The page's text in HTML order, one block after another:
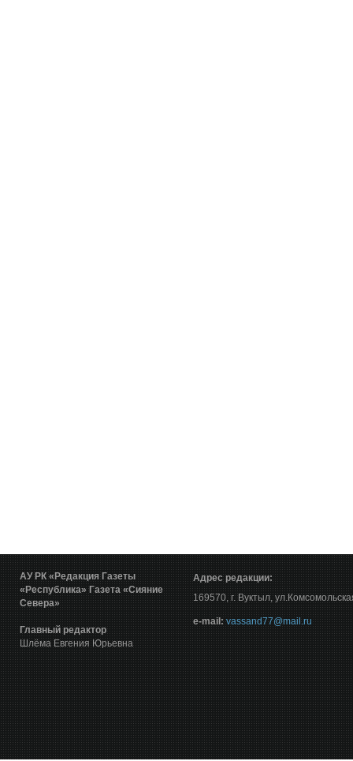
АУ РК «Редакция Газеты
«Республика» Газета «Сияние
Севера»
Главный редактор
Шлёма Евгения Юрьевна
Адрес редакции:
169570, г. Вуктыл,
е-mail: vassand77@mail.ru